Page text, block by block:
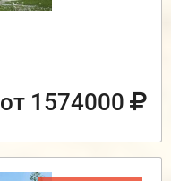
от 1574000